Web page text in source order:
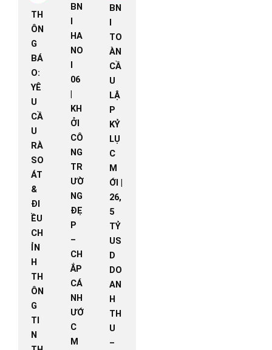
TH
ÔN
G
BÁ
O:
YÊ
U
CẦ
U
RÀ
SO
ÁT
&
ĐI
ỀU
CH
ỈN
H
TH
ÔN
G
TI
N
BN
I
HA
NO
I
06
|
KH
ỞI
CÔ
NG
TR
ƯỜ
NG
ĐẸ
P
–
CH
ẮP
CÁ
NH
ƯỚ
C
M
BN
I
TO
ÀN
CẦ
U
LẬ
P
KỶ
LỤ
C
M
ỚI |
26,
5
TỶ
US
D
DO
AN
H
TH
U
–